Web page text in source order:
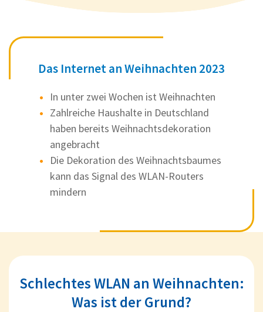
Das Internet an Weihnachten 2023
In unter zwei Wochen ist Weihnachten
Zahlreiche Haushalte in Deutschland
haben bereits Weihnachtsdekoration
angebracht
Die Dekoration des Weihnachtsbaumes
kann das Signal des WLAN-Routers
mindern
Schlechtes WLAN an Weihnachten:
Was ist der Grund?